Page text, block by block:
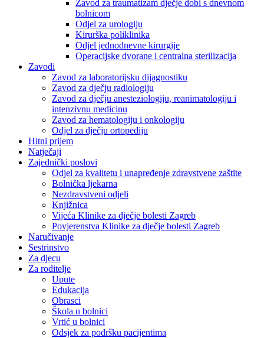
Zavod za traumatizam dječje dobi s dnevnom
bolnicom
Odjel za urologiju
Kirurška poliklinika
Odjel jednodnevne kirurgije
Operacijske dvorane i centralna sterilizacija
Zavodi
Zavod za laboratorijsku dijagnostiku
Zavod za dječju radiologiju
Zavod za dječju anesteziologiju, reanimatologiju i
intenzivnu medicinu
Zavod za hematologiju i onkologiju
Odjel za dječju ortopediju
Hitni prijem
Natječaji
Zajednički poslovi
Odjel za kvalitetu i unapređenje zdravstvene zaštite
Bolnička ljekarna
Nezdravstveni odjeli
Knjižnica
Vijeća Klinike za dječje bolesti Zagreb
Povjerenstva Klinike za dječje bolesti Zagreb
Naručivanje
Sestrinstvo
Za djecu
Za roditelje
Upute
Edukacija
Obrasci
Škola u bolnici
Vrtić u bolnici
Odsjek za podršku pacijentima